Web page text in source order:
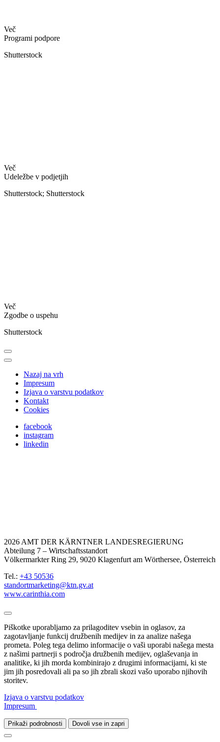
Več
Programi podpore
Shutterstock
Več
Udeležbe v podjetjih
Shutterstock; Shutterstock
Več
Zgodbe o uspehu
Shutterstock
Nazaj na vrh
Impresum
Izjava o varstvu podatkov
Kontakt
Cookies
facebook
instagram
linkedin
2026 AMT DER KÄRNTNER LANDESREGIERUNG
Abteilung 7 – Wirtschaftsstandort
Völkermarkter Ring 29, 9020 Klagenfurt am Wörthersee, Österreich
Tel.: +43 50536
standortmarketing@ktn.gv.at
www.carinthia.com
Piškotke uporabljamo za prilagoditev vsebin in oglasov, za
zagotavljanje funkcij družbenih medijev in za analize našega
prometa. Poleg tega delimo informacije o vaši uporabi našega mesta
z našimi partnerji s področja družbenih medijev, oglaševanja in
analitike, ki jih morda kombinirajo z drugimi informacijami, ki ste
jim jih posredovali ali pa so jih zbrali skozi vašo uporabo njihovih
storitev.
Izjava o varstvu podatkov
Impresum
Prikaži podrobnosti Dovoli vse in zapri